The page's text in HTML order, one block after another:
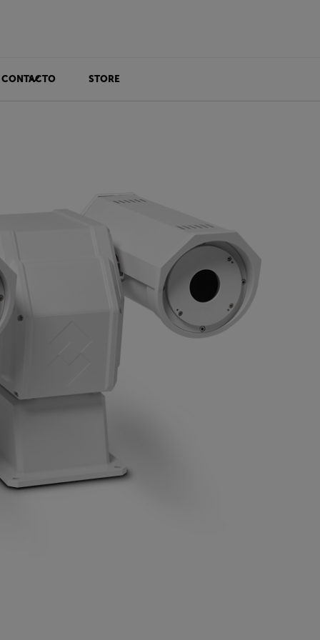
CONTACTO STORE